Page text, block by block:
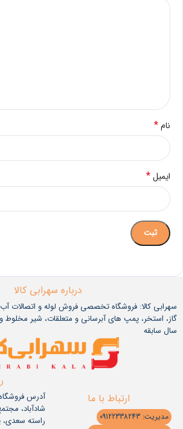
نام*
ایمیل*
درباره سهرابی کالا
سهرابی کالا: فروشگاه تخصصی فروش لوله و اتصالات
سال سابقه
ارتباط با ما
مدیریت: 09122338243
آدرس
شادآباد،